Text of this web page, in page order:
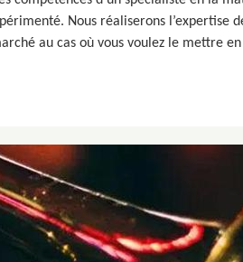
Nous réaliserons l’expertise
au cas où vous voulez le mettre en